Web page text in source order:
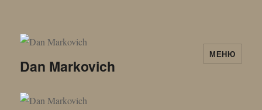
Dan Markovich
МЕНЮ